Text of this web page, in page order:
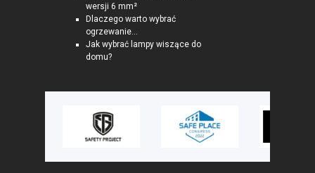
wersji 6 mm²
Dlaczego warto wybrać
ogrzewanie...
Jak wybrać lampy wiszące do
domu?